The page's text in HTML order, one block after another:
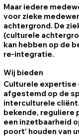
Maar iedere
voor zieke
achtergrond. De
(culturele
kan hebben op de
re-integratie.
Wij bieden
Culturele expertise
afgestemd op de
interculturele
bekende, reguliere
een inzetbaarheid
poort’ houden van